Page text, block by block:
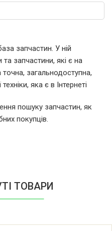
запчастин. У ній
запчастини, які є на
загальнодоступна,
яка є в Інтернеті
пошуку запчастин, як
покупців.
ТОВАРИ